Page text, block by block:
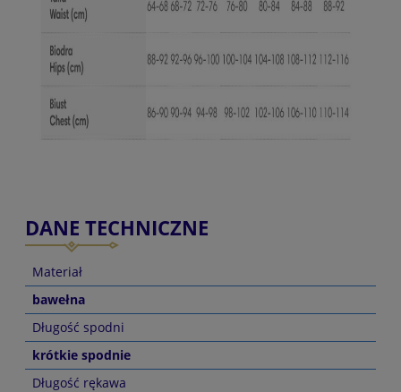
DANE TECHNICZNE
Materiał
bawełna
Długość spodni
krótkie spodnie
Długość rękawa